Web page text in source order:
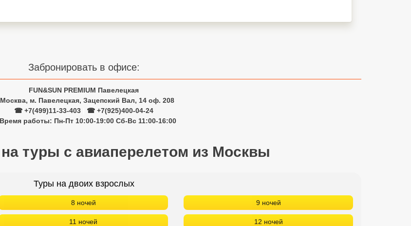
Забронировать в офисе:
FUN&SUN PREMIUM Павелецкая
Москва, м. Павелецкая, Зацепский Вал, 14 оф. 208
☎ +7(499)11-33-403
☎ +7(925)400-04-24
работы: Пн-Пт 10:00-19:00 Сб-Вс 11:00-16:00
туры с авиаперелетом из Москвы
Туры на двоих взрослых
8 ночей 9 ночей
11 ночей 12 ночей